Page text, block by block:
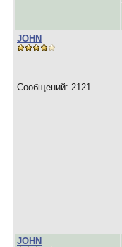
JOHN
Сообщений: 2121
JOHN